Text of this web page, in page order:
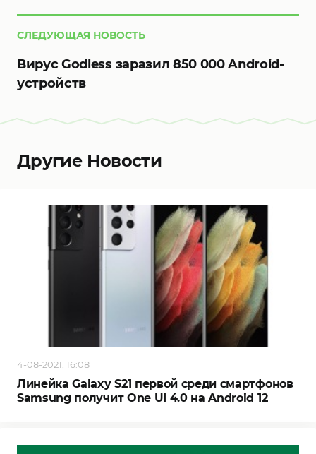
СЛЕДУЮЩАЯ НОВОСТЬ
Вирус Godless заразил 850 000 Android-
устройств
Другие Новости
4-08-2021, 16:08
Линейка Galaxy S21 первой среди смартфонов
Samsung получит One UI 4.0 на Android 12